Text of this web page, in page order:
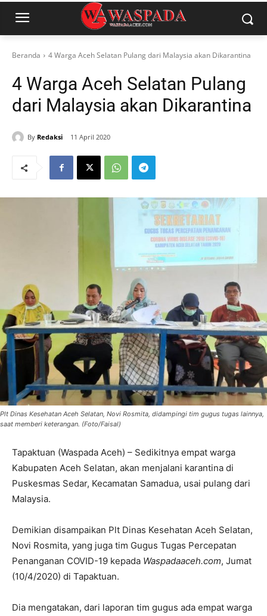
Beranda 4 Warga Aceh Selatan Pulang dari Malaysia akan Dikarantina
4 Warga Aceh Selatan Pulang
dari Malaysia akan Dikarantina
By Redaksi 11 April 2020
Plt Dinas Kesehatan Aceh Selatan, Novi Rosmita, didampingi tim gugus tugas lainnya,
saat memberi keterangan. (Foto/Faisal)
Tapaktuan (Waspada Aceh) – Sedikitnya empat warga
Kabupaten Aceh Selatan, akan menjalani karantina di
Puskesmas Sedar, Kecamatan Samadua, usai pulang dari
Malaysia.
Demikian disampaikan Plt Dinas Kesehatan Aceh Selatan,
Novi Rosmita, yang juga tim Gugus Tugas Percepatan
Penanganan COVID-19 kepada Waspadaaceh.com, Jumat
(10/4/2020) di Tapaktuan.
Dia mengatakan, dari laporan tim gugus ada empat warga